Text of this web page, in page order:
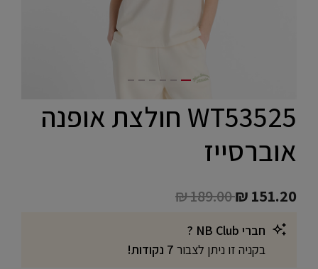
WT53525 חולצת אופנה
אוברסייז
Price reduced from
₪ 189.00to
₪ 151.20
חברי NB Club ?
בקניה זו ניתן לצבור